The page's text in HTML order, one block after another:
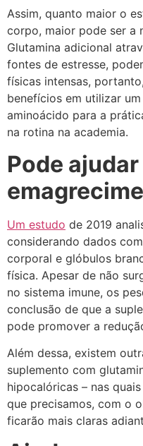
Assim, quanto maior o
corpo, maior pode ser a
Glutamina adicional
fontes de estresse,
físicas intensas,
benefícios em utilizar
aminoácido para a
na rotina na academia.
Pode
Um estudo de 2019
considerando dados
corporal e glóbulos
física. Apesar de não
no sistema imune, os
conclusão de que a
pode promover a
Além dessa, existem
suplemento com
hipocalóricas – nas
que precisamos, com o
ficarão mais claras